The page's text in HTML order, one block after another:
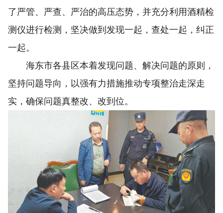
了严管、严查、严治的高压态势，并充分利用酒精检
测仪进行检测，坚决做到发现一起，查处一起，纠正
一起。
海东市各县区本着发现问题、解决问题的原则，
坚持问题导向，以强有力措施推动专项整治走深走
实，确保问题真整改、改到位。